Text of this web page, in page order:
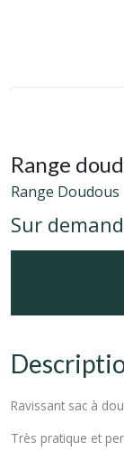
Range
Range Doudous
Sur
Ravissant sac à
Très pratique et